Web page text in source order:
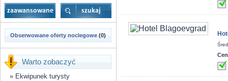
Obserwowane oferty noclegowe (0)
Warto zobaczyć
» Ekwipunek turysty